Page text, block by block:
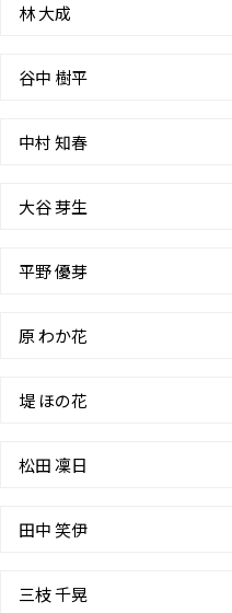
林 大成
谷中 樹平
中村 知春
大谷 芽生
平野 優芽
原 わか花
堤 ほの花
松田 凜日
田中 笑伊
三枝 千晃